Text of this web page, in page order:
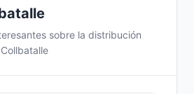
sobre la distribución